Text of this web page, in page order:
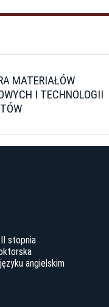
MATERIAŁÓW
I TECHNOLOGII
stopnia
angielskim